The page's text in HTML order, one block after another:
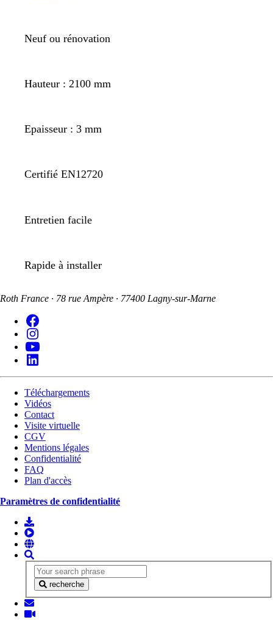
Neuf ou rénovation
Hauteur : 2100 mm
Epaisseur : 3 mm
Certifié EN12720
Entretien facile
Rapide à installer
Roth France · 78 rue Ampère · 77400 Lagny-sur-Marne
Téléchargements
Vidéos
Contact
Visite virtuelle
CGV
Mentions légales
Confidentialité
FAQ
Plan d'accès
Paramètres de confidentialité
recherche